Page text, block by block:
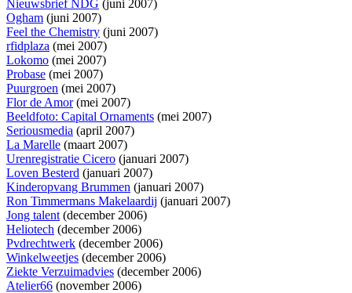
Nieuwsbrief NDG (juni 2007)
Ogham (juni 2007)
Feel the Chemistry (juni 2007)
rfidplaza (mei 2007)
Lokomo (mei 2007)
Probase (mei 2007)
Puurgroen (mei 2007)
Flor de Amor(mei 2007)
Beeldfoto: Capital Ornaments (mei 2007)
Seriousmedia (april 2007)
La Marelle (maart 2007)
Urenregistratie Cicero (januari 2007)
Loven Besterd (januari 2007)
Kinderopvang Brummen (januari 2007)
Ron Timmermans Makelaardij (januari 2007)
Jong talent(december 2006)
Heliotech (december 2006)
Pvdrechtwerk (december 2006)
Winkelweetjes (december 2006)
Ziekte Verzuimadvies (december 2006)
Atelier66 (november 2006)